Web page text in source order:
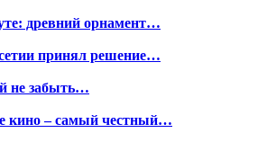
древний орнамент…
принял решение…
не забыть…
кино – самый честный…